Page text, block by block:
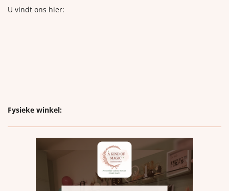
U vindt ons hier:
Fysieke winkel: